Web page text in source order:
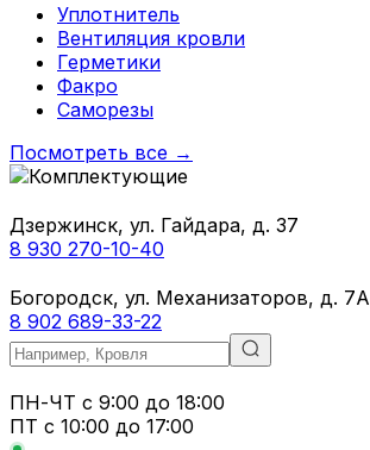
Уплотнитель
Вентиляция кровли
Герметики
Факро
Саморезы
Посмотреть все →
Дзержинск, ул. Гайдара, д. 37
8 930 270-10-40
Богородск, ул. Механизаторов, д. 7А
8 902 689-33-22
ПН-ЧТ с 9:00 до 18:00
ПТ с 10:00 до 17:00